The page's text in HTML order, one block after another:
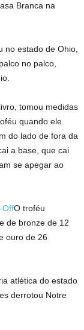
Branca na
no estado de Ohio,
no palco,
tomou medidas
quando ele
do lado de fora da
a base, que cai
se apegar ao
OffO troféu
de bronze de 12
ouro de 26
atlética do estado
derrotou Notre